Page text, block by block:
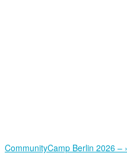
Community­Camp Berlin 2026 –